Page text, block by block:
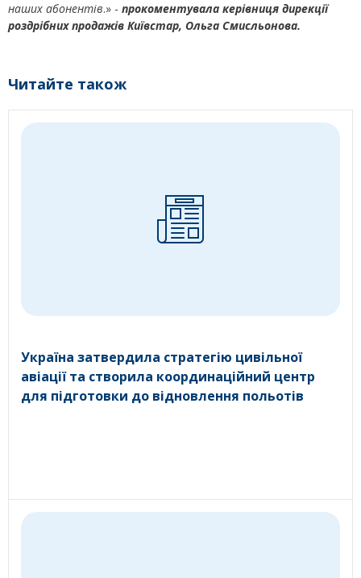
наших абонентів.» - прокоментувала керівниця дирекції
роздрібних продажів Київстар, Ольга Смисльонова.
Читайте також
Україна затвердила стратегію цивільної
авіації та створила координаційний центр
для підготовки до відновлення польотів